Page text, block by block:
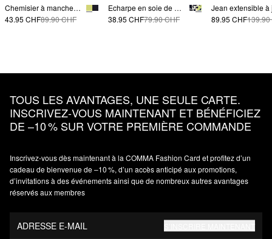
Chemisier à manches volantées en tissu mélangé
43.95 CHF89.90 CHF
Echarpe en soie de haute qualité avec un imprimé ornemental
38.95 CHF79.90 CHF 89.95 CHF139.90
TOUS LES AVANTAGES, UNE SEULE CARTE.
INSCRIVEZ‑VOUS MAINTENANT ET BÉNÉFICIEZ
DE –10 % SUR VOTRE PREMIÈRE COMMANDE
Inscrivez‑vous dès maintenant à la COMMA Fashion Card et profitez d’un
cadeau de bienvenue de –10 %, d’un accès anticipé aux promotions,
d’invitations à des événements ainsi que de nombreux autres avantages
réservés aux membres
ADRESSE E-MAIL